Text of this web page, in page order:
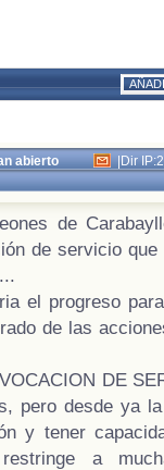
abierto
|Dir
de
de servicio
el progreso
de las
DE
pero desde ya
y tener
a